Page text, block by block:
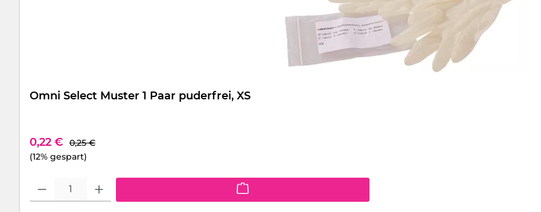
Omni Select Muster 1 Paar puderfrei, XS
Verkaufspreis:
0,22 € Regulärer Preis:
0,25 €
(12% gespart)
Produkt Anzahl: Gib den gewünschten Wert ein oder benutze die Schaltflächen um die Anzahl zu erhöhen oder zu reduzieren.